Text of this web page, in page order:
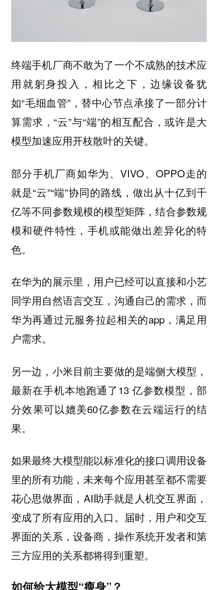
终端手机厂商不敢为了一个不成熟的技术应
用就躬身投入，相比之下，边缘设备犹
如“毛细血管”，替中心节点承接了一部分计
算需求，“云”与“端”的相互配合，或许是大
模型加速应用开枝散叶的关键。
部分手机厂商如华为、VIVO、OPPO走的
就是“云”“端”协同的路线，做出从十亿到千
亿等不同参数规模的模型矩阵，结合参数规
模和硬件特性，手机或能做出差异化的特
色。
在华为的展示里，用户已经可以直接和小艺
同学用自然语言交互，沟通自己的需求，而
华为再通过元服务拉起相关的app，满足用
户需求。
另一边，小米目前主要做的是端侧大模型，
最新在手机本地跑通了13 亿参数模型，部
分效果可以媲美60亿参数在云端运行的结
果。
如果最终大模型能以标准化的接口调用设备
里的所有功能，未来每个应用甚至都不需要
花心思做界面，AI助手就是人机交互界面，
变成了所有应用的入口。届时，用户和交互
界面的关系，设备商，操作系统开发者和第
三方应用的关系都将得到重塑。
如何给大模型“瘦身”？